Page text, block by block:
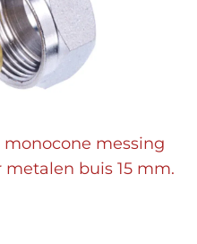
messing
buis 15 mm.